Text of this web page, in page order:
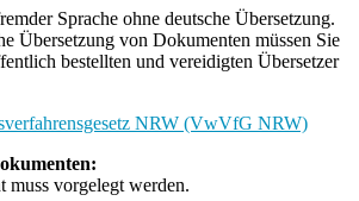
Sprache ohne deutsche Übersetzung.
Übersetzung von Dokumenten müssen Sie
bestellten und vereidigten Übersetzer
NRW (VwVfG NRW)
muss vorgelegt werden.